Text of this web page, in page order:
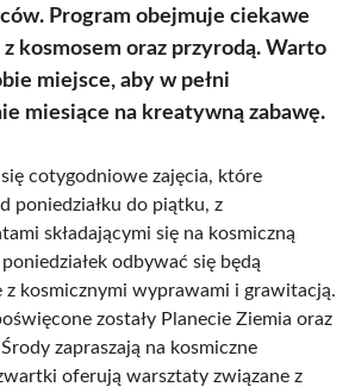
Program obejmuje ciekawe
kosmosem oraz przyrodą. Warto
miejsce, aby w pełni
miesiące na kreatywną zabawę.
cotygodniowe zajęcia, które
poniedziałku do piątku, z
składającymi się na kosmiczną
odbywać się będą
z kosmicznymi wyprawami i grawitacją.
zostały Planecie Ziemia oraz
zapraszają na kosmiczne
oferują warsztaty związane z